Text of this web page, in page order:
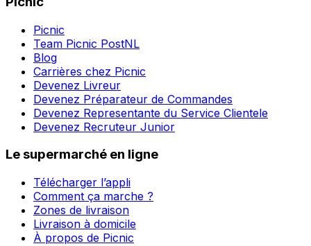
Picnic
Team Picnic PostNL
Blog
Carrières chez Picnic
Devenez Livreur
Devenez Préparateur de Commandes
Devenez Representante du Service Clientele
Devenez Recruteur Junior
Le supermarché en ligne
Télécharger l’appli
Comment ça marche ?
Zones de livraison
Livraison à domicile
À propos de Picnic